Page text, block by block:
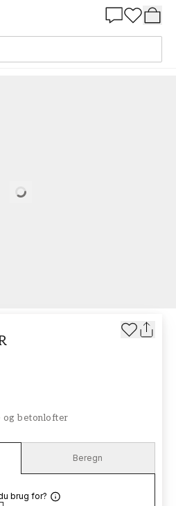
NCS Bestil efter NCS 3560-Y20R
Loading…
og betonlofter
Beregn
brug for?